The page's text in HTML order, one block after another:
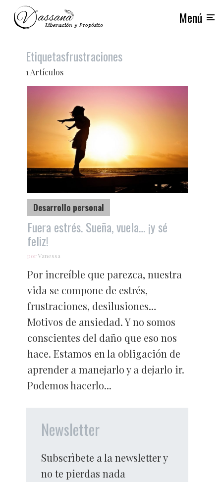
Menú
Etiquetasfrustraciones
1 Artículos
Desarrollo personal
Fuera estrés. Sueña, vuela… ¡y sé
feliz!
porVanessa
Por increíble que parezca, nuestra
vida se compone de estrés,
frustraciones, desilusiones…
Motivos de ansiedad. Y no somos
conscientes del daño que eso nos
hace. Estamos en la obligación de
aprender a manejarlo y a dejarlo ir.
Podemos hacerlo...
Newsletter
Subscrìbete a la newsletter y
no te pierdas nada